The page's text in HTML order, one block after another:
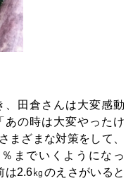
、田倉さんは大変感動
あの時は大変やったけ
まざまな対策をして、
までいくようになっ
2.6㎏のえさがいると